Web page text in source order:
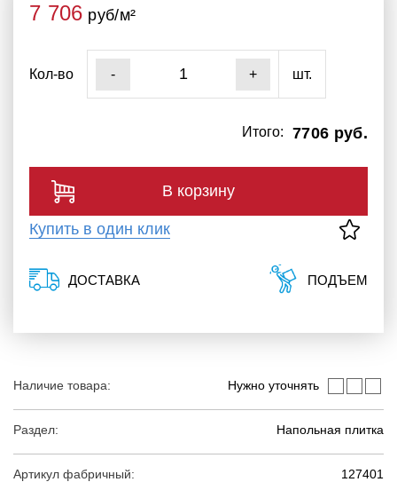
Наличие товара: Нужно уточнять
Раздел: Напольная плитка
Артикул фабричный: 127401
7 706 руб/м²
Кол-во - + шт.
7706 руб.
Итого:
В корзину
Купить в один клик
ДОСТАВКА ПОДЪЕМ